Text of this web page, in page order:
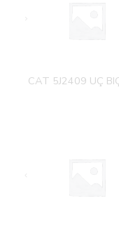
CAT 5J2409 UÇ